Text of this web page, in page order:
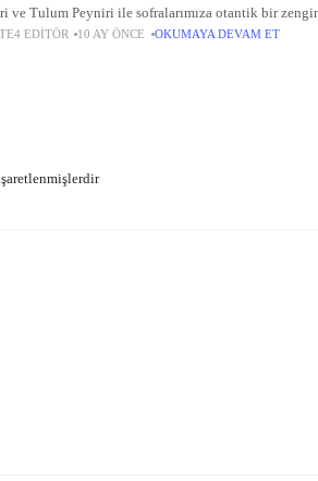
ve Tulum Peyniri ile sofralarımıza otantik bir
topraklardan gelen saf sütlerle, el emeği ve sabırla
EDITÖR 10 AY ÖNCE OKUMAYA DEVAM ET